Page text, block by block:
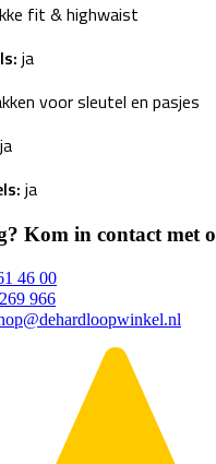
fit & highwaist
ja
voor sleutel en pasjes
ja
ja
Kom in contact met
46 00
966